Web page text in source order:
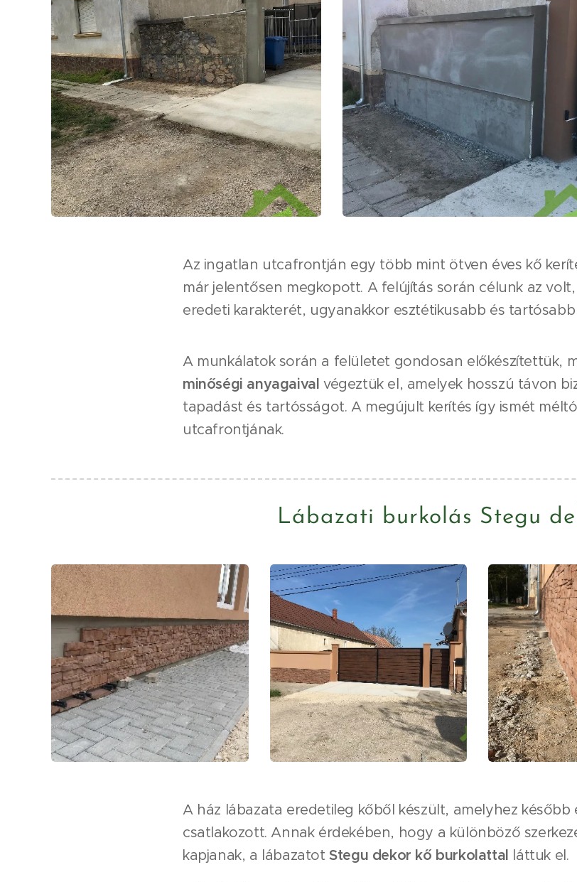
Az ingatlan utcafrontján egy több mint ötven éves kő
már jelentősen megkopott. A felújítás során célunk az
eredeti karakterét, ugyanakkor esztétikusabb és
A munkálatok során a felületet gondosan előkészítettük,
minőségi anyagaival végeztük el, amelyek hosszú távon
tapadást és tartósságot. A megújult kerítés így ismét
utcafrontjának.
Lábazati burkolás Stegu
A ház lábazata eredetileg kőből készült, amelyhez később
csatlakozott. Annak érdekében, hogy a különböző
kapjanak, a lábazatotStegu dekor kő burkolattal láttuk el.